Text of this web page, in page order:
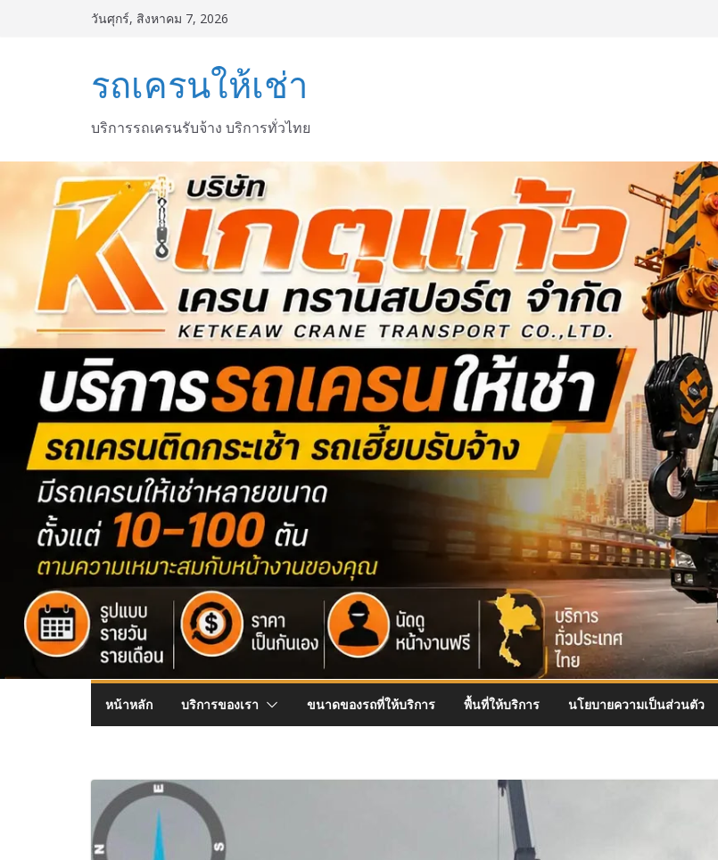
วันศุกร์, สิงหาคม 7, 2026
รถเครนให้เช่า
บริการรถเครนรับจ้าง บริการทั่วไทย
หน้าหลัก บริการของเรา ขนาดของรถที่ให้บริการ พื้นที่ให้บริการ นโยบายความเป็นส่วนตัว